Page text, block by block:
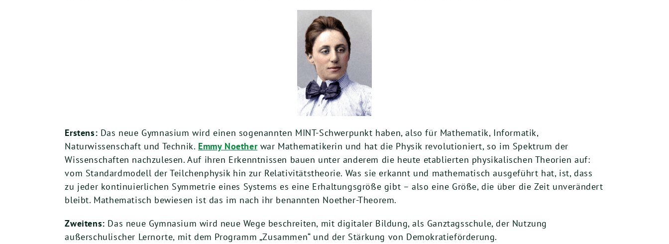
Erstens: Das neue Gymnasium wird einen sogenannten MINT-Schwerpunkt haben, also für Mathematik, Informatik,
Naturwissenschaft und Technik. Emmy Noetherwar Mathematikerin und hat die Physik revolutioniert, so im Spektrum der
Wissenschaften nachzulesen. Auf ihren Erkenntnissen bauen unter anderem die heute etablierten physikalischen Theorien auf:
vom Standardmodell der Teilchenphysik hin zur Relativitätstheorie. Was sie erkannt und mathematisch ausgeführt hat, ist, dass
zu jeder kontinuierlichen Symmetrie eines Systems es eine Erhaltungsgröße gibt – also eine Größe, die über die Zeit unverändert
bleibt. Mathematisch bewiesen ist das im nach ihr benannten Noether-Theorem.
Zweitens: Das neue Gymnasium wird neue Wege beschreiten, mit digitaler Bildung, als Ganztagsschule, der Nutzung
außerschulischer Lernorte, mit dem Programm „Zusammen“ und der Stärkung von Demokratieförderung.